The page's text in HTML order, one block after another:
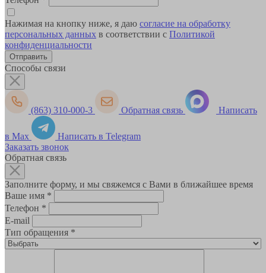
Нажимая на кнопку ниже, я даю согласие на обработку
персональных данных в соответствии с Политикой
конфиденциальности
Способы связи
(863) 310-000-3 Обратная связь Написать
в Max
Написать в Telegram
Заказать звонок
Обратная связь
Заполните форму, и мы свяжемся с Вами в ближайшее время
Ваше имя *
Телефон *
E-mail
Тип обращения *